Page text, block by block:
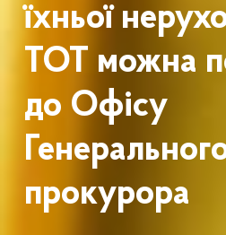
їхньої
ТОТ можна
до Офісу
прокурора